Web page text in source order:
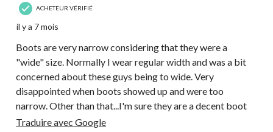
ACHETEUR VÉRIFIÉ
il y a 7 mois
Boots are very narrow considering that they were a
"wide" size. Normally I wear regular width and was a bit
concerned about these guys being to wide. Very
disappointed when boots showed up and were too
narrow. Other than that...I'm sure they are a decent boot
Traduire avec Google